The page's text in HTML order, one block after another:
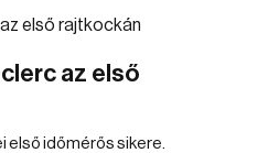
az első
első időmérős sikere.